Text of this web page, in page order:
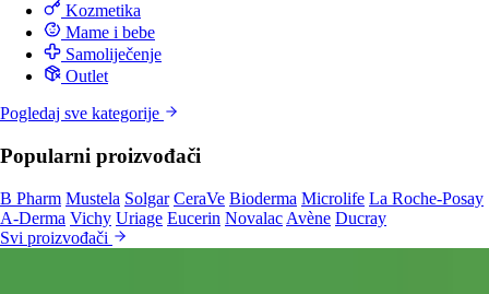
Kozmetika
Mame i bebe
Samoliječenje
Outlet
Pogledaj sve kategorije
Popularni proizvođači
B Pharm Mustela Solgar CeraVe Bioderma Microlife La Roche-Posay
A-Derma Vichy Uriage Eucerin Novalac Avène Ducray
Svi proizvođači